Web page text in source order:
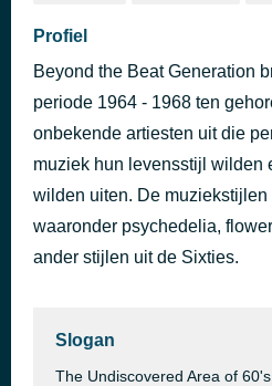
Profiel
Beyond the Beat Generation
periode 1964 - 1968 ten
onbekende artiesten uit die
muziek hun levensstijl wilden
wilden uiten. De
waaronder psychedelia,
ander stijlen uit de Sixties.
Slogan
The Undiscovered Area of